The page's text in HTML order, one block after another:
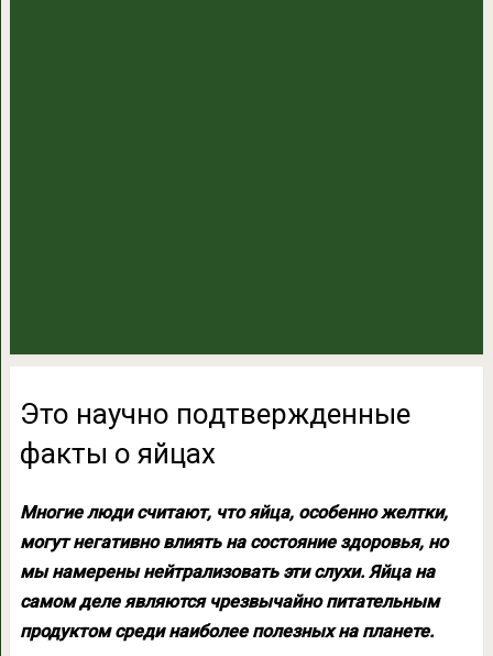
Это научно подтвержденные
факты о яйцах
Многие люди считают, что яйца, особенно желтки,
могут негативно влиять на состояние здоровья, но
мы намерены нейтрализовать эти слухи. Яйца на
самом деле являются чрезвычайно питательным
продуктом среди наиболее полезных на планете.